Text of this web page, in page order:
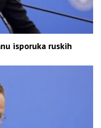
isporuka ruskih